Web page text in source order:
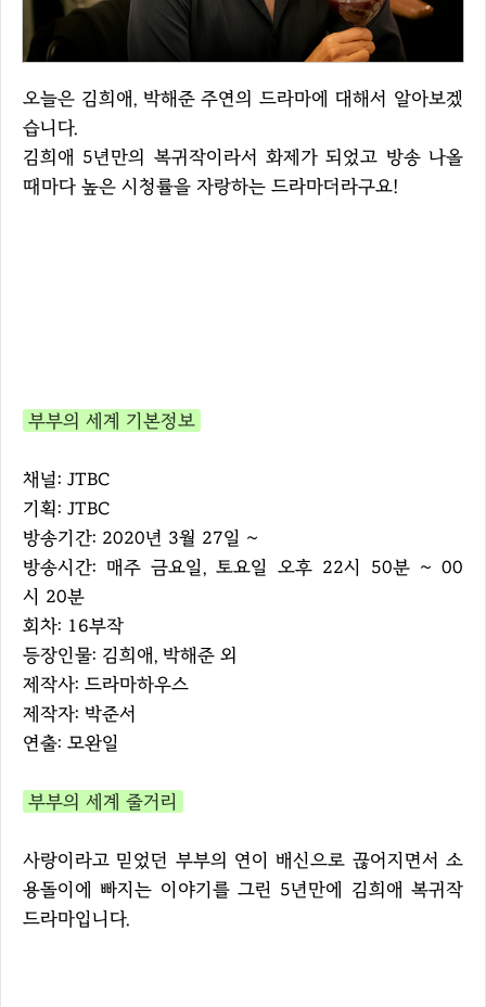
오늘은 김희애, 박해준 주연의 드라마에 대해서 알아보겠
습니다.
김희애 5년만의 복귀작이라서 화제가 되었고 방송 나올
때마다 높은 시청률을 자랑하는 드라마더라구요!
부부의 세계 기본정보
채널: JTBC
기획: JTBC
방송기간: 2020년 3월 27일 ~
방송시간: 매주 금요일, 토요일 오후 22시 50분 ~ 00
시 20분
회차: 16부작
등장인물: 김희애, 박해준 외
제작사: 드라마하우스
제작자: 박준서
연출: 모완일
부부의 세계 줄거리
사랑이라고 믿었던 부부의 연이 배신으로 끊어지면서 소
용돌이에 빠지는 이야기를 그린 5년만에 김희애 복귀작
드라마입니다.